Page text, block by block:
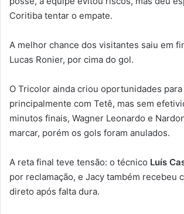
Coritiba tentar o empate.
A melhor chance dos visitantes saiu em
Lucas Ronier, por cima do gol.
O Tricolor ainda criou oportunidades para
principalmente com Tetê, mas sem
minutos finais, Wagner Leonardo e
marcar, porém os gols foram anulados.
A reta final teve tensão: o técnico Luís
por reclamação, e Jacy também recebeu
direto após falta dura.